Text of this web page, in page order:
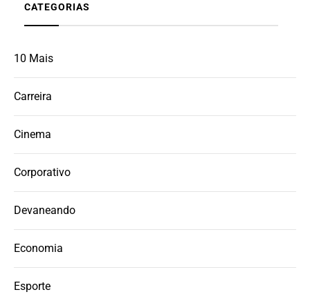
CATEGORIAS
10 Mais
Carreira
Cinema
Corporativo
Devaneando
Economia
Esporte